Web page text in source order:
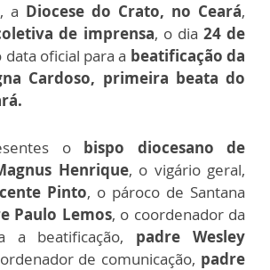
a Diocese do Crato, no Ceará,
de imprensa, o dia 24 de
data oficial para a beatificação da
Cardoso, primeira beata do
obispo diocesano de
Henrique, o vigário geral,
Pinto, o pároco de Santana
Paulo Lemos, o coordenador da
a beatificação, padre Wesley
de comunicação, padre